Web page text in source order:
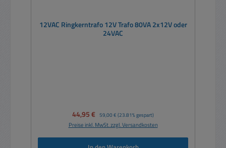
12VAC Ringkerntrafo 12V Trafo 80VA 2x12V oder
24VAC
Verkaufspreis:
44,95 € Regulärer Preis:
59,00 € (23.81% gespart)
Preise inkl. MwSt. zzgl. Versandkosten